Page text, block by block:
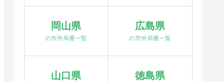
岡山県
の市外局番一覧
広島県
の市外局番一覧
山口県 徳島県